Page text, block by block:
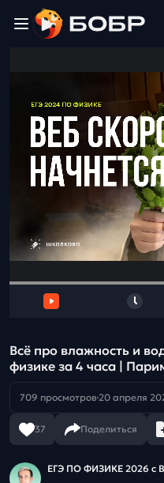
Полезные
материалы
Проверка
сочинений
поддержка
и
Всё про влажность и
физике за 4 часа |
709 просмотров 20 апреля
37 Поделиться
ЕГЭ ПО ФИЗИКЕ 2026 с